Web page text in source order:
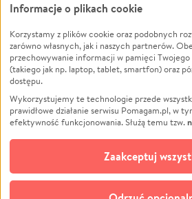
Leczenie
Zwierzęta
Pożar
Ukraina
Pomoc Finansowa
Projekty
Pogrzeb
Społeczność lokalna
Kultura
Informacje o plikach cookie
Korzystamy z plików cookie oraz podobnych
zarówno własnych, jak i naszych partnerów.
przechowywanie informacji w pamięci Twojego
(takiego jak np. laptop, tablet, smartfon) oraz
dostępu.
Wykorzystujemy te technologie przede
prawidłowe działanie serwisu Pomagam.pl, w
efektywność funkcjonowania. Służą temu tzw.
opcjonalnych plików
technologii do celów analitycznych i
zgodę na ich stosowanie lub jej odmówić. W
możliwość zmiany swoich preferencji na stronie
Zaakceptuj